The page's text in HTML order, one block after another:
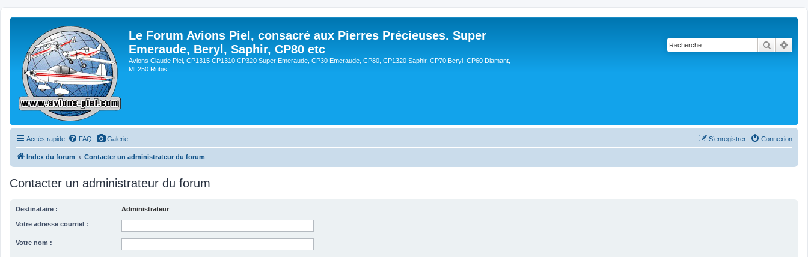
Le Forum Avions Piel, consacré aux Pierres Précieuses. Super
Emeraude, Beryl, Saphir, CP80 etc
Avions Claude Piel, CP1315 CP1310 CP320 Super Emeraude, CP30 Emeraude, CP80, CP1320 Saphir, CP70 Beryl, CP60 Diamant,
ML250 Rubis
Accès rapide FAQ Galerie Connexion
S’enregistrer
Index du forum Contacter un administrateur du forum
Contacter un administrateur du forum
Destinataire : Administrateur
Votre adresse courriel :
Votre nom :